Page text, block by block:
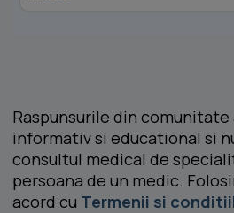
Raspunsurile din
informativ si educational si
consultul medical de
persoana de un medic.
acord cu Termenii si